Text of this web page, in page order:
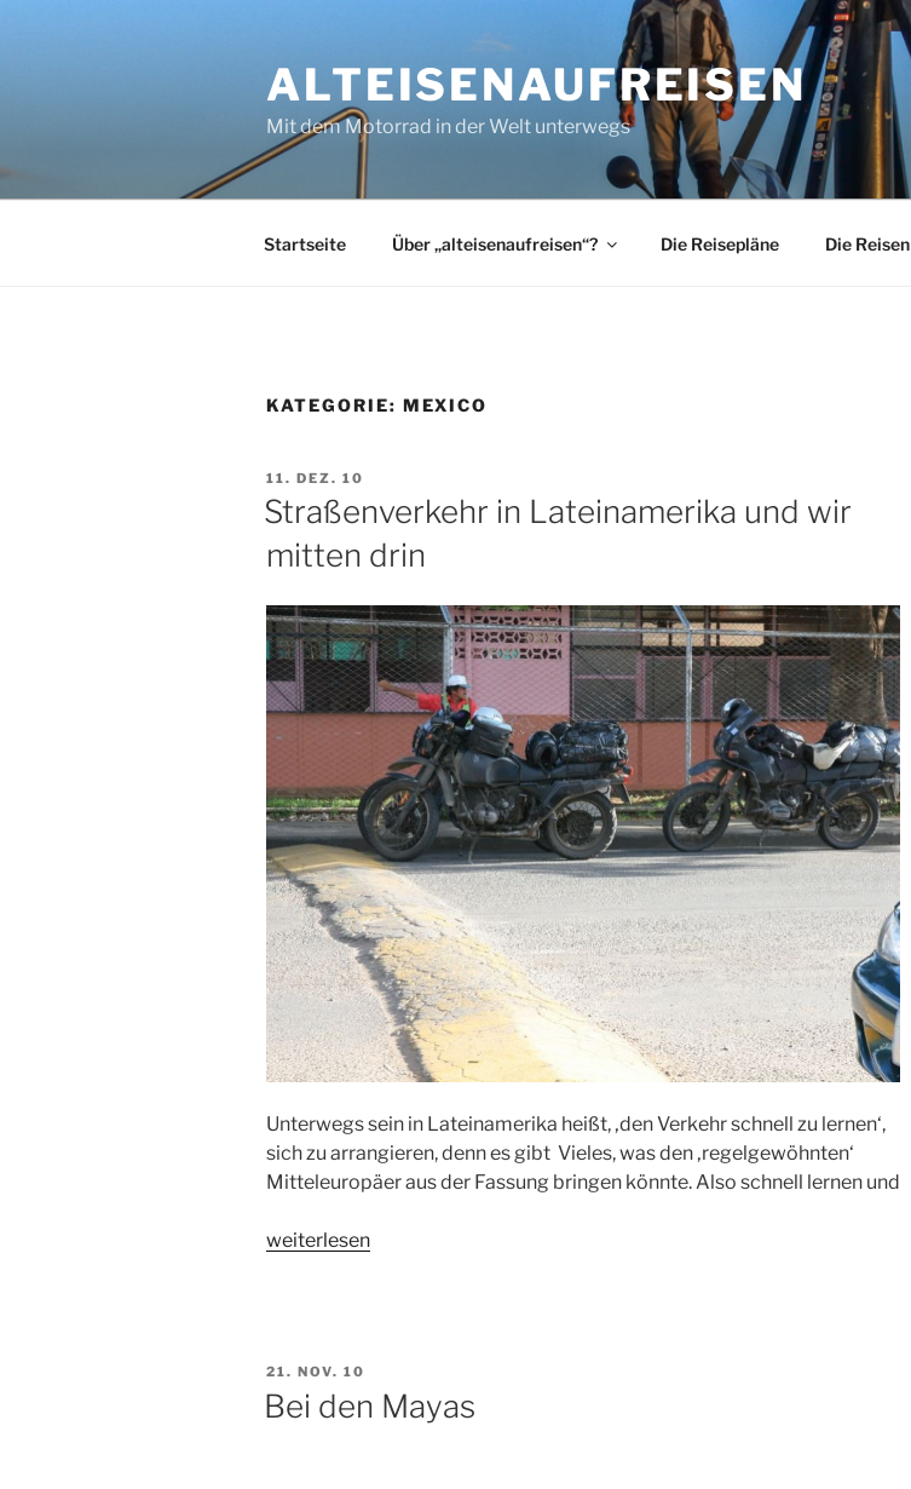
ALTEISENAUFREISEN
Mit dem Motorrad in der Welt unterwegs
Startseite Über „alteisenaufreisen“? Die Reisepläne Die Reisen
KATEGORIE: MEXICO
VERÖFFENTLICHT
AM
11. DEZ. 10
Straßenverkehr in Lateinamerika und wir
mitten drin
Unterwegs sein in Lateinamerika heißt, ‚den Verkehr schnell zu lernen‘,
sich zu arrangieren, denn es gibt Vieles, was den ‚regelgewöhnten‘
Mitteleuropäer aus der Fassung bringen könnte. Also schnell lernen und
„Straßenverkehr
mitten
drin“
weiterlesen
VERÖFFENTLICHT
AM
21. NOV. 10
Bei den Mayas